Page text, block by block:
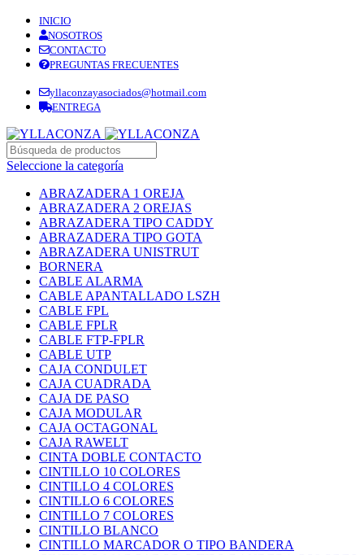
INICIO
NOSOTROS
CONTACTO
PREGUNTAS FRECUENTES
yllaconzayasociados@hotmail.com
ENTREGA
Seleccione la categoría
ABRAZADERA 1 OREJA
ABRAZADERA 2 OREJAS
ABRAZADERA TIPO CADDY
ABRAZADERA TIPO GOTA
ABRAZADERA UNISTRUT
BORNERA
CABLE ALARMA
CABLE APANTALLADO LSZH
CABLE FPL
CABLE FPLR
CABLE FTP-FPLR
CABLE UTP
CAJA CONDULET
CAJA CUADRADA
CAJA DE PASO
CAJA MODULAR
CAJA OCTAGONAL
CAJA RAWELT
CINTA DOBLE CONTACTO
CINTILLO 10 COLORES
CINTILLO 4 COLORES
CINTILLO 6 COLORES
CINTILLO 7 COLORES
CINTILLO BLANCO
CINTILLO MARCADOR O TIPO BANDERA